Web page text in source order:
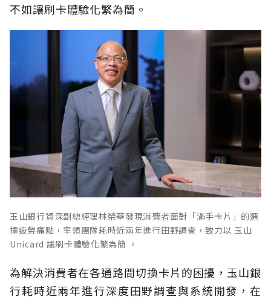
不如讓刷卡體驗化繁為簡。
玉山銀行資深副總經理林榮華發現消費者面對「滿手卡片」的選
擇疲勞痛點，率領團隊耗時近兩年進行田野調查，致力以 玉山
Unicard 讓刷卡體驗化繁為簡 。
為解決消費者在各通路間切換卡片的困擾，玉山銀
行耗時近兩年進行深度田野調查與系統開發，在